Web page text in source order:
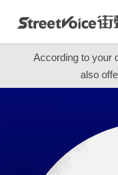
According to your
also